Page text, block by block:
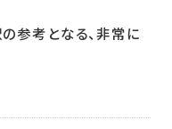
参考となる、非常に